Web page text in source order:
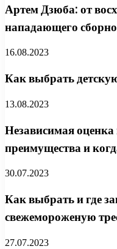
Артем Дзюба: от
нападающего
16.08.2023
Как выбрать
13.08.2023
Независимая
преимущества и
30.07.2023
Как выбрать и где
свежемороженую
27.07.2023